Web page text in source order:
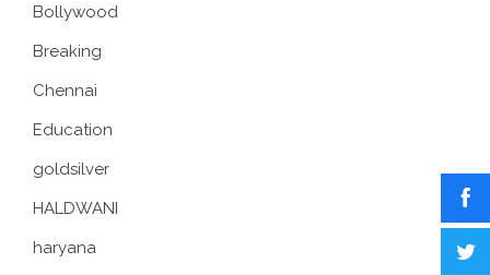
Bollywood
Breaking
Chennai
Education
goldsilver
HALDWANI
haryana